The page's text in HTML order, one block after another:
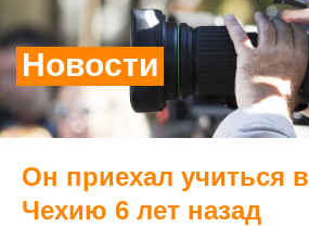
Новости
Он приехал учиться в
Чехию 6 лет назад